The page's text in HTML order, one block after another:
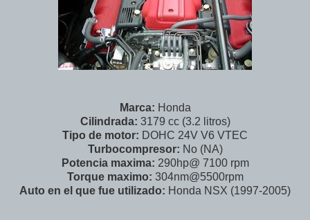
Marca: Honda
Cilindrada: 3179 cc (3.2 litros)
Tipo de motor: DOHC 24V V6 VTEC
Turbocompresor: No (NA)
Potencia maxima: 290hp@ 7100 rpm
Torque maximo: 304nm@5500rpm
Auto en el que fue utilizado: Honda NSX (1997-2005)